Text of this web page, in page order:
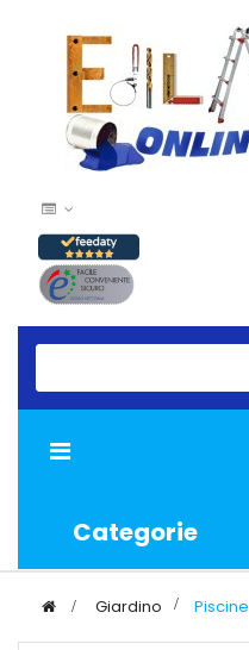
Categorie
Navigazione
> Giardino > Piscine